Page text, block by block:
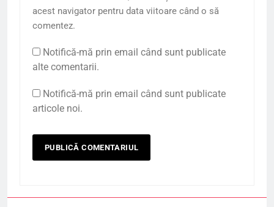
acest navigator pentru data viitoare când o să
comentez.
Notifică-mă prin email când sunt publicate
alte comentarii.
Notifică-mă prin email când sunt publicate
articole noi.